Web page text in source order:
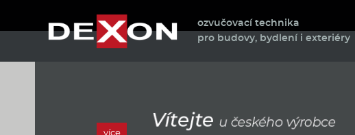
ozvučovací technika
pro budovy, bydlení i exteriéry
více